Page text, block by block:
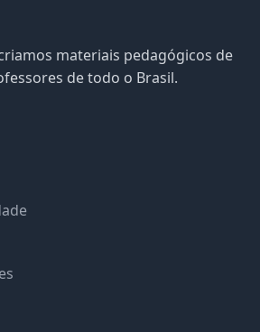
materiais pedagógicos de
de todo o Brasil.